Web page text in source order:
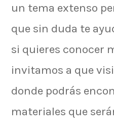
un tema extenso
que sin duda te
si quieres conocer
invitamos a que
donde podrás
materiales que